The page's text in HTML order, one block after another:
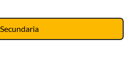
Secundaria